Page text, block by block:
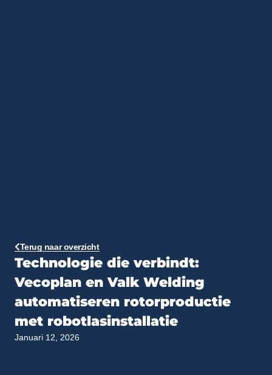
Terug naar overzicht
Technologie die verbindt:
Vecoplan en Valk Welding
automatiseren rotorproductie
met robotlasinstallatie
Januari 12, 2026